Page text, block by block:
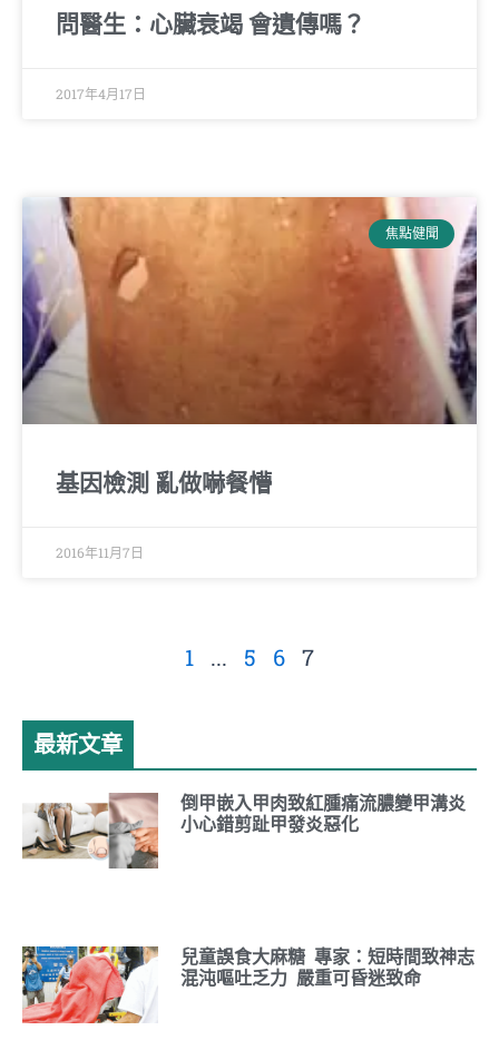
問醫生：心臟衰竭 會遺傳嗎？
2017年4月17日
焦點健聞
基因檢測 亂做嚇餐懵
2016年11月7日
1 ... 5 6 7
最新文章
倒甲嵌入甲肉致紅腫痛流膿變甲溝炎
小心錯剪趾甲發炎惡化
兒童誤食大麻糖 專家：短時間致神志
混沌嘔吐乏力 嚴重可昏迷致命